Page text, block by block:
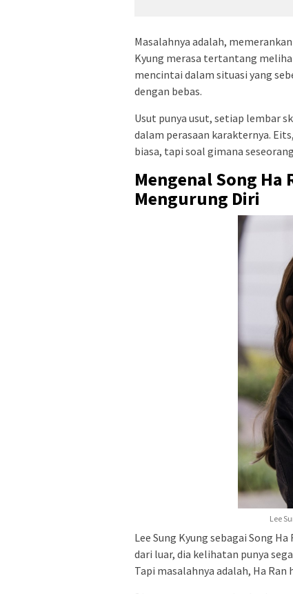
Masalahnya adalah,
Kyung merasa tertantang
mencintai dalam situasi yang
dengan bebas.
Usut punya usut, setiap lembar
dalam perasaan karakternya.
biasa, tapi soal gimana
Mengenal Song Ha
Mengurung Diri
Lee
Lee Sung Kyung sebagai Song
dari luar, dia kelihatan punya
Tapi masalahnya adalah, Ha